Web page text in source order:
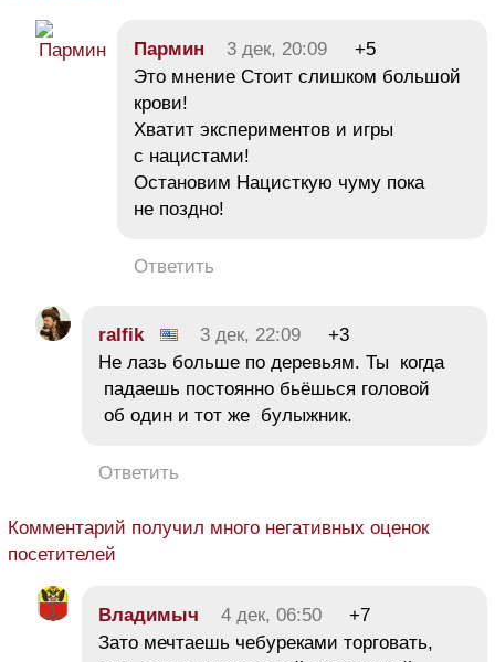
Пармин 3 дек, 20:09
+5
Это мнение Стоит слишком большой
крови!
Хватит экспериментов и игры
с нацистами!
Остановим Нацисткую чуму пока
не поздно!
Ответить
ralfik 3 дек, 22:09
+3
Не лазь больше по деревьям. Ты когда
падаешь постоянно бьёшься головой
об один и тот же булыжник.
Ответить
Комментарий получил много негативных оценок
посетителей
Владимыч 4 дек, 06:50
+7
Зато мечтаешь чебуреками торговать,